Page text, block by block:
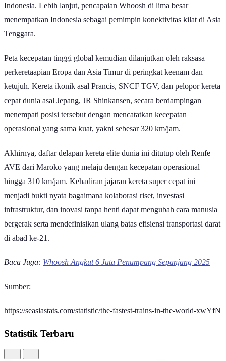
Indonesia. Lebih lanjut, pencapaian Whoosh di lima besar
menempatkan Indonesia sebagai pemimpin konektivitas kilat di Asia
Tenggara.
Peta kecepatan tinggi global kemudian dilanjutkan oleh raksasa
perkeretaapian Eropa dan Asia Timur di peringkat keenam dan
ketujuh. Kereta ikonik asal Prancis, SNCF TGV, dan pelopor kereta
cepat dunia asal Jepang, JR Shinkansen, secara berdampingan
menempati posisi tersebut dengan mencatatkan kecepatan
operasional yang sama kuat, yakni sebesar 320 km/jam.
Akhirnya, daftar delapan kereta elite dunia ini ditutup oleh Renfe
AVE dari Maroko yang melaju dengan kecepatan operasional
hingga 310 km/jam. Kehadiran jajaran kereta super cepat ini
menjadi bukti nyata bagaimana kolaborasi riset, investasi
infrastruktur, dan inovasi tanpa henti dapat mengubah cara manusia
bergerak serta mendefinisikan ulang batas efisiensi transportasi darat
di abad ke-21.
Baca Juga: Whoosh Angkut 6 Juta Penumpang Sepanjang 2025
Sumber:
https://seasiastats.com/statistic/the-fastest-trains-in-the-world-xwYfN
Statistik Terbaru